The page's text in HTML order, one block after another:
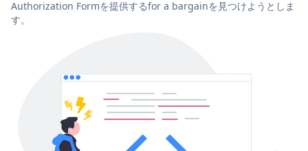
Authorization Formを提供するfor a bargainを見つけようとしま
す。